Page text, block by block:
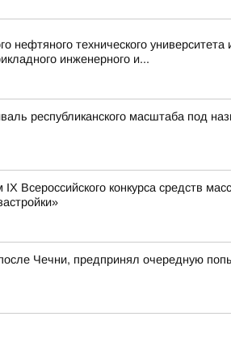
нефтяного технического
инженерного и...
республиканского масштаба под
Всероссийского конкурса средств
Чечни, предпринял очередную